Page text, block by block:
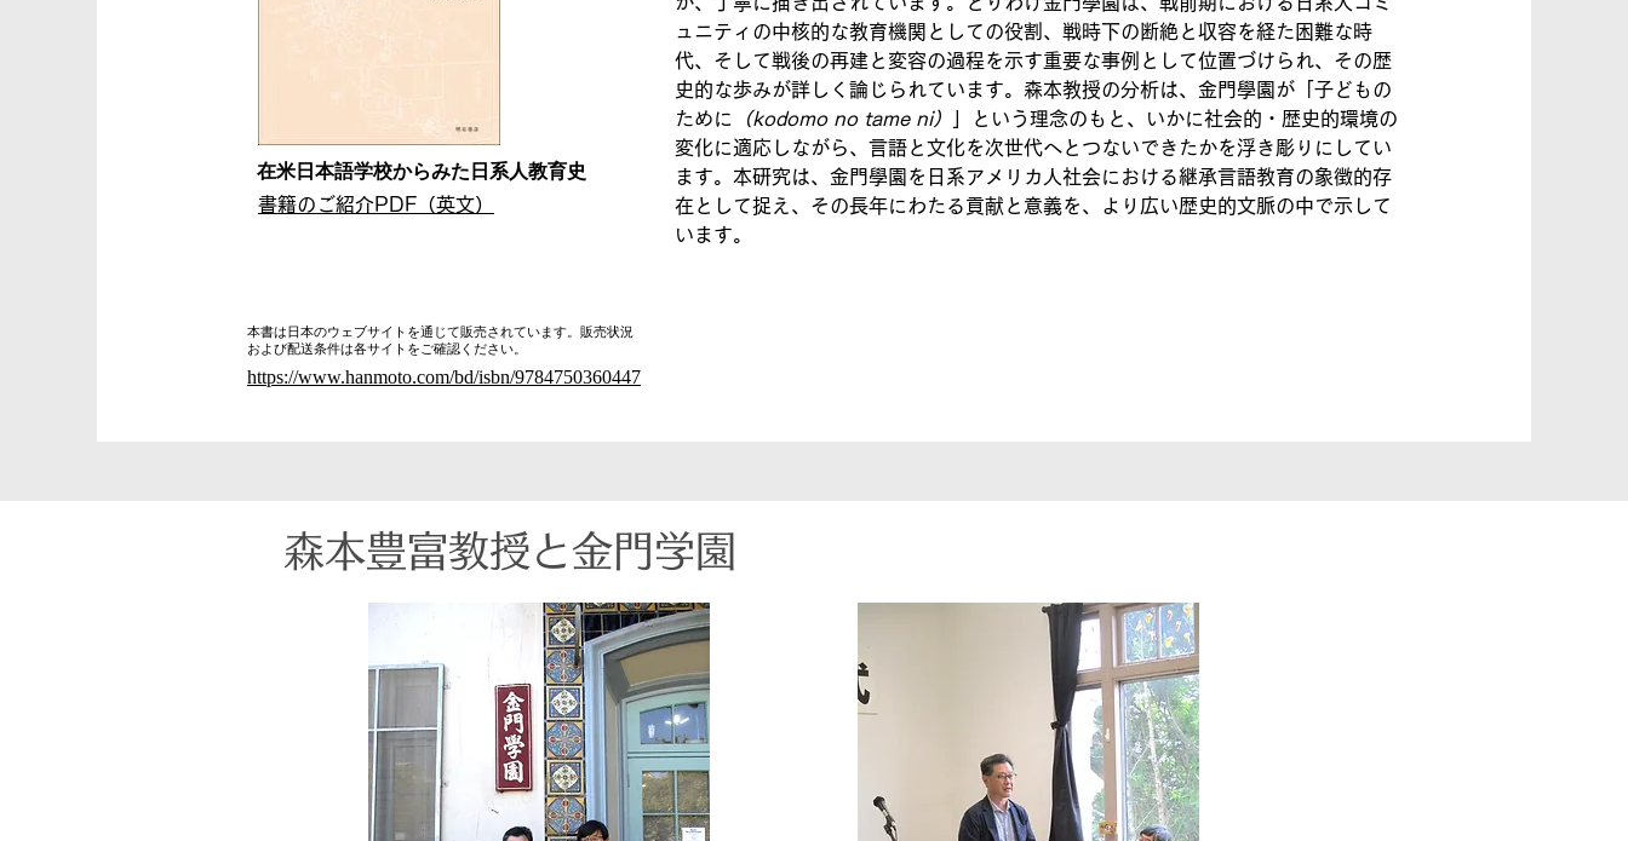
在米日本語学校からみた日系人教育史
書籍のご紹介PDF（英文）
ュニティの中核的な教育機関としての役割、戦時下の断絶と収容を経た困難な時
代、そして戦後の再建と変容の過程を示す重要な事例として位置づけられ、その歴
史的な歩みが詳しく論じられています。森本教授の分析は、金門學園が「子どもの
ために
（kodomo no tame ni）
」という理念のもと、いかに社会的・歴史的環境の
変化に適応しながら、言語と文化を次世代へとつないできたかを浮き彫りにしてい
ます。本研究は、金門學園を日系アメリカ人社会における継承言語教育の象徴的存
在として捉え、その長年にわたる貢献と意義を、より広い歴史的文脈の中で示して
います。
本書は日本のウェブサイトを通じて販売されています。販売状況
および配送条件は各サイトをご確認ください。
https://www.hanmoto.com/bd/isbn/9784750360447
森本豊富教授と金門学園